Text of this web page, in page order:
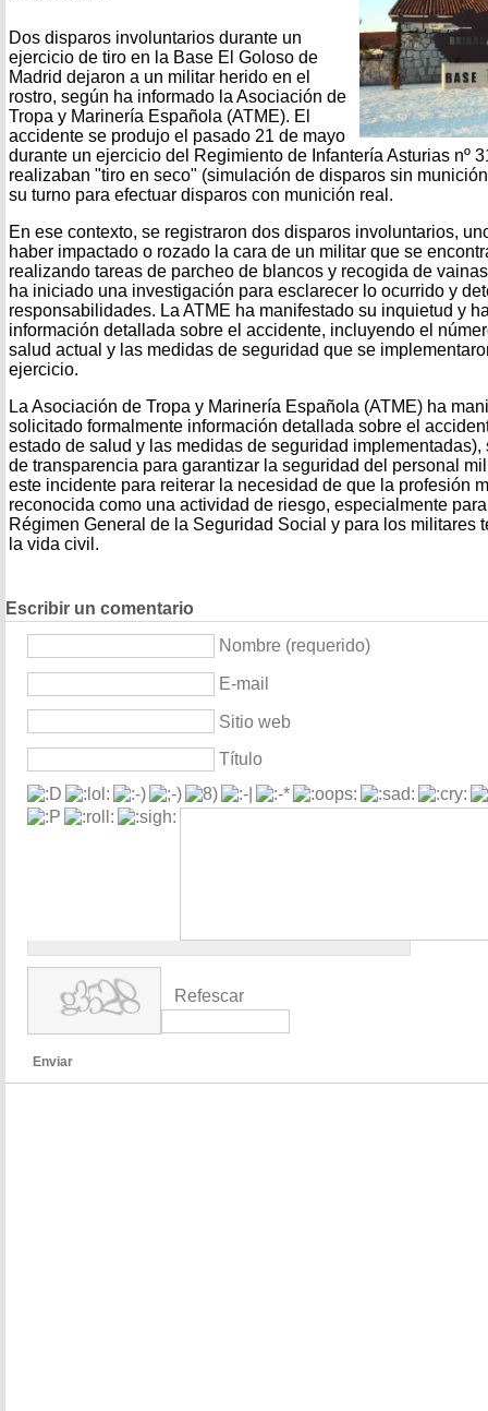
Dos disparos involuntarios durante un
ejercicio de tiro en la Base El Goloso de
Madrid dejaron a un militar herido en el
rostro, según ha informado la Asociación de
Tropa y Marinería Española (ATME). El
accidente se produjo el pasado 21 de mayo
durante un ejercicio del Regimiento de Infantería Asturias nº
realizaban "tiro en seco" (simulación de disparos sin
su turno para efectuar disparos con munición real.
En ese contexto, se registraron dos disparos involuntarios,
haber impactado o rozado la cara de un militar que se
realizando tareas de parcheo de blancos y recogida de
ha iniciado una investigación para esclarecer lo ocurrido y
responsabilidades. La ATME ha manifestado su inquietud y
información detallada sobre el accidente, incluyendo el
salud actual y las medidas de seguridad que se
ejercicio.
La Asociación de Tropa y Marinería Española (ATME) ha
solicitado formalmente información detallada sobre el
estado de salud y las medidas de seguridad
de transparencia para garantizar la seguridad del personal
este incidente para reiterar la necesidad de que la profesión
reconocida como una actividad de riesgo, especialmente
Régimen General de la Seguridad Social y para los militares
la vida civil.
Escribir un comentario
Nombre (requerido)
E-mail
Sitio web
Título
Refescar
Enviar